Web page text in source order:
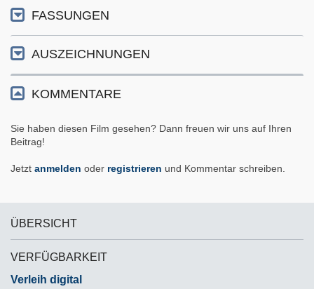
FASSUNGEN
AUSZEICHNUNGEN
KOMMENTARE
Sie haben diesen Film gesehen? Dann freuen wir uns auf Ihren
Beitrag!
Jetzt anmelden oder registrieren und Kommentar schreiben.
ÜBERSICHT
VERFÜGBARKEIT
Verleih digital